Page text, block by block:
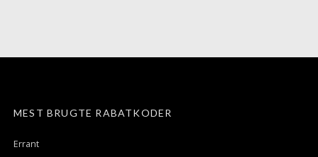
MEST BRUGTE RABATKODER
Errant